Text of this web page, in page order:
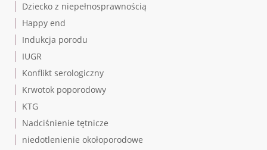
Dziecko z niepełnosprawnością
Happy end
Indukcja porodu
IUGR
Konflikt serologiczny
Krwotok poporodowy
KTG
Nadciśnienie tętnicze
niedotlenienie okołoporodowe